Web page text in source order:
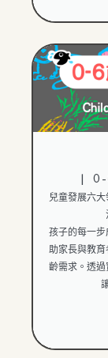
| 0-6
兒童發展六
孩子的每一
助家長與教
齡需求。透過